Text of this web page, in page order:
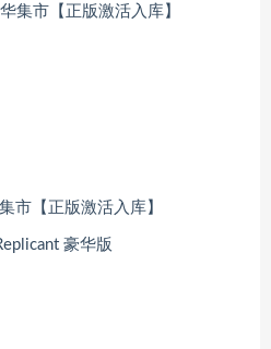
市【正版激活入库】